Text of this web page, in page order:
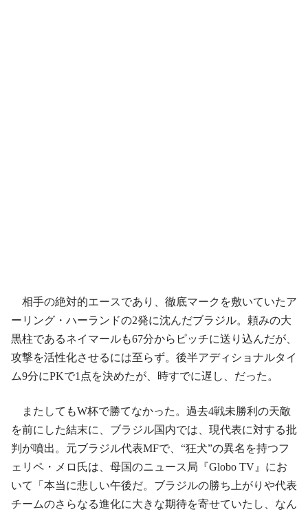
相手の絶対的エースであり、徹底マークを敷いていたア
ーリング・ハーランドの2発に沈んだブラジル。頼みの大
黒柱であるネイマールも67分からピッチに送り込んだが、
攻撃を活性化させるには至らず。後半アディショナルタイ
ム9分にPKで1点を決めたが、時すでに遅し、だった。
またしてもW杯で勝てなかった。過去4戦未勝利の天敵
を前にした結末に、ブラジル国内では、現代表に対する批
判が噴出。元ブラジル代表MFで、“狂犬”の異名を持つフ
ェリペ・メロ氏は、母国のニュース局『Globo TV』にお
いて「本当に悲しい午後だ。ブラジルの勝ち上がりや代表
チームのさらなる進化に大きな期待を寄せていたし、なん